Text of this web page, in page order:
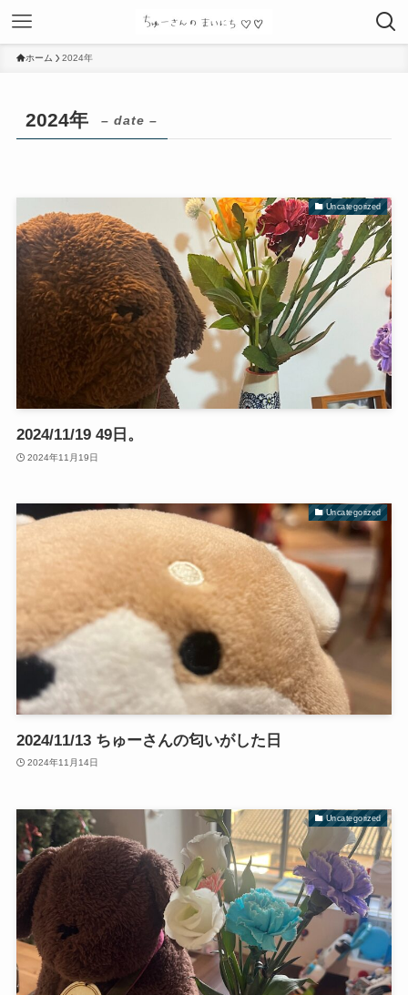
ホーム 2024年
2024年 – date –
Uncategorized
2024/11/19 49日。
2024年11月19日
Uncategorized
2024/11/13 ちゅーさんの匂いがした日
2024年11月14日
Uncategorized